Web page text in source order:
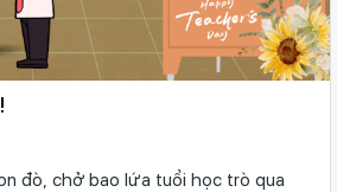
đò, chở bao lứa tuổi học trò qua